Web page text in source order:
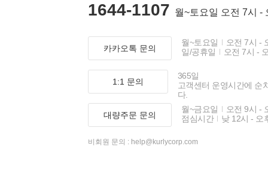
1644-1107 월~토요일 오전 7시 -
카카오톡 문의
월~토요일
오전 7시 -
일/공휴일
오전 7시 -
1:1 문의
365일
고객센터 운영시간에 순
다.
대량주문 문의
월~금요일
오전 9시 -
점심시간
낮 12시 - 오
비회원 문의 : help@kurlycorp.com